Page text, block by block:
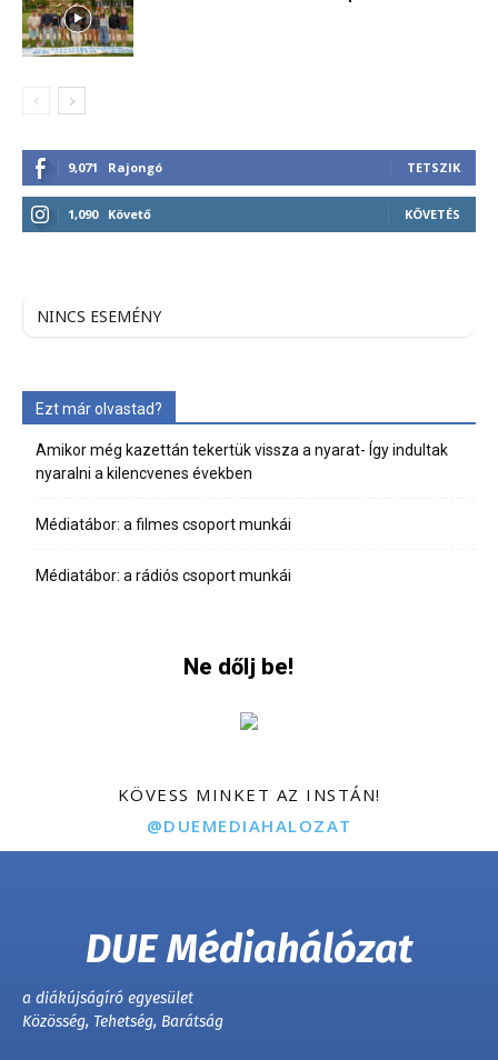
9,071 Rajongó TETSZIK
1,090 Követő KÖVETÉS
NINCS ESEMÉNY
Ezt már olvastad?
Amikor még kazettán tekertük vissza a nyarat- Így indultak
nyaralni a kilencvenes években
Médiatábor: a filmes csoport munkái
Médiatábor: a rádiós csoport munkái
Ne dőlj be!
KÖVESS MINKET AZ INSTÁN!
@DUEMEDIAHALOZAT
DUE Médiahálózat
a diákújságíró egyesület
Közösség, Tehetség, Barátság